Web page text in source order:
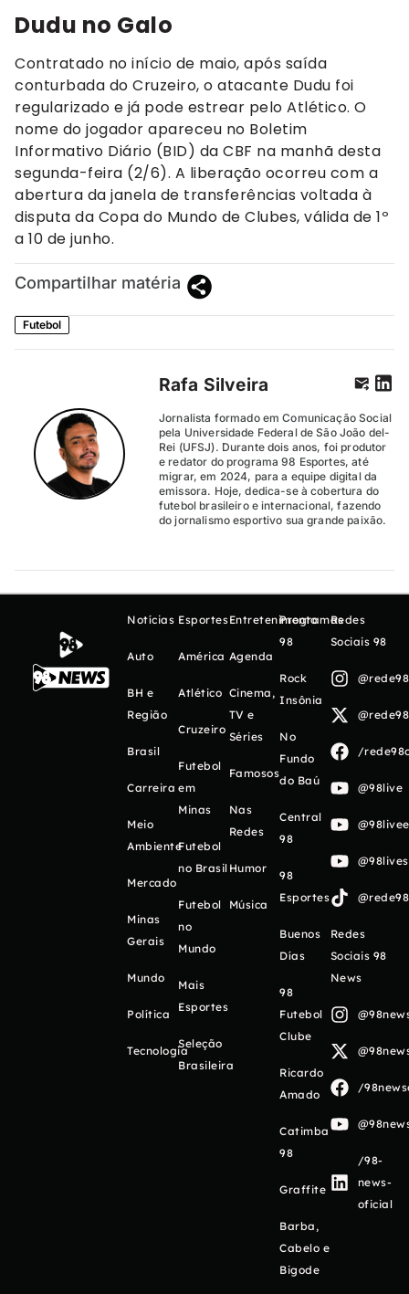
Dudu no Galo
Contratado no início de maio, após saída
conturbada do Cruzeiro, o atacante Dudu foi
regularizado e já pode estrear pelo Atlético. O
nome do jogador apareceu no Boletim
Informativo Diário (BID) da CBF na manhã desta
segunda-feira (2/6). A liberação ocorreu com a
abertura da janela de transferências voltada à
disputa da Copa do Mundo de Clubes, válida de 1º
a 10 de junho.
Compartilhar matéria
Futebol
Rafa Silveira
Jornalista formado em Comunicação Social
pela Universidade Federal de São João del-
Rei (UFSJ). Durante dois anos, foi produtor
e redator do programa 98 Esportes, até
migrar, em 2024, para a equipe digital da
emissora. Hoje, dedica-se à cobertura do
futebol brasileiro e internacional, fazendo
do jornalismo esportivo sua grande paixão.
Notícias
Auto
BH e
Região
Brasil
Carreira
Meio
Ambiente
Mercado
Minas
Gerais
Mundo
Política
Tecnologia
Esportes
América
Atlético
Cruzeiro
Futebol
em
Minas
Futebol
no Brasil
Futebol
no
Mundo
Mais
Esportes
Seleção
Brasileira
Entretenimento
Agenda
Cinema,
TV e
Séries
Famosos
Nas
Redes
Humor
Música
Programas
98
Rock
Insônia
No
Fundo
do Baú
Central
98
98
Esportes
Buenos
Días
98
Futebol
Clube
Ricardo
Amado
Catimba
98
Graffite
Barba,
Cabelo e
Bigode
Redes
Sociais 98
/
@98live
Redes
Sociais 98
News
/
/98-
news-
oficial